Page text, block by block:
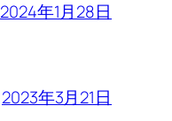
2024年1月28日
2023年3月21日